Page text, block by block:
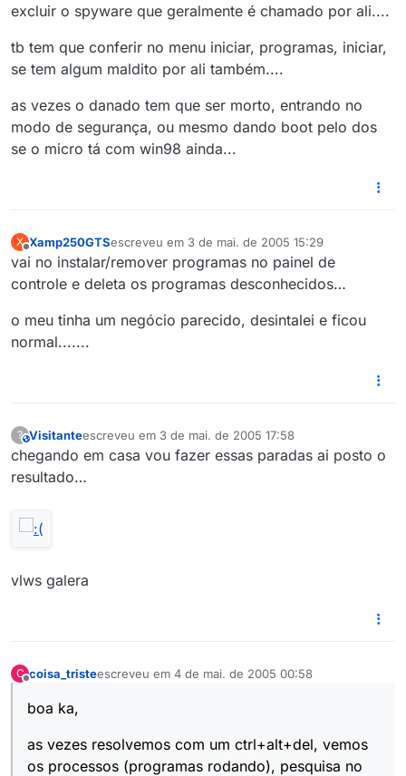
excluir o spyware que geralmente é chamado por ali....
tb tem que conferir no menu iniciar, programas, iniciar,
se tem algum maldito por ali também....
as vezes o danado tem que ser morto, entrando no
modo de segurança, ou mesmo dando boot pelo dos
se o micro tá com win98 ainda...
X
Offline
Xamp250GTSescreveu em 3 de mai. de 2005 15:29
última edição por
vai no instalar/remover programas no painel de
controle e deleta os programas desconhecidos…
o meu tinha um negócio parecido, desintalei e ficou
normal.......
?This user is from outside of this forum
Visitanteescreveu em 3 de mai. de 2005 17:58
última edição por
chegando em casa vou fazer essas paradas ai posto o
resultado…
vlws galera
C coisa_tristeescreveu em 4 de mai. de 2005 00:58
última edição por
boa ka,
as vezes resolvemos com um ctrl+alt+del, vemos
os processos (programas rodando), pesquisa no